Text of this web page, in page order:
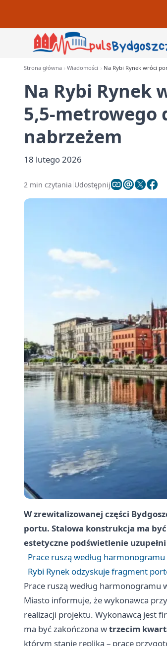
Strona główna Wiadomości Na Rybi Rynek wróci
Na Rybi Rynek
5,5-metrowego
nabrzeżem
18 lutego 2026
2 min czytania Udostępnij
W zrewitalizowanej części
portu. Stalowa konstrukcja ma
estetyczne podświetlenie
Prace ruszą według
Rybi Rynek odzyskuje fragment
Prace ruszą według harmonogramu
Miasto informuje, że wykonawca
realizacji projektu. Wykonawcą jest
ma być zakończona wtrzecim
którym stanie replika – prace